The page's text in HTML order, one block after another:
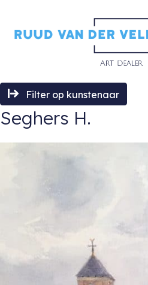
Filter op kunstenaar
Seghers H.